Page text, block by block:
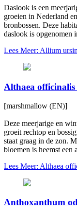
Daslook is een
groeien in Nederland
bronbossen. Deze
daslook is opgenomen
Lees Meer: Allium
Althaea
[marshmallow (EN)]
Deze meerjarige en
groeit rechtop en
staat graag in de zon.
bloemen is heemst
Lees Meer: Althaea
Anthoxanthum